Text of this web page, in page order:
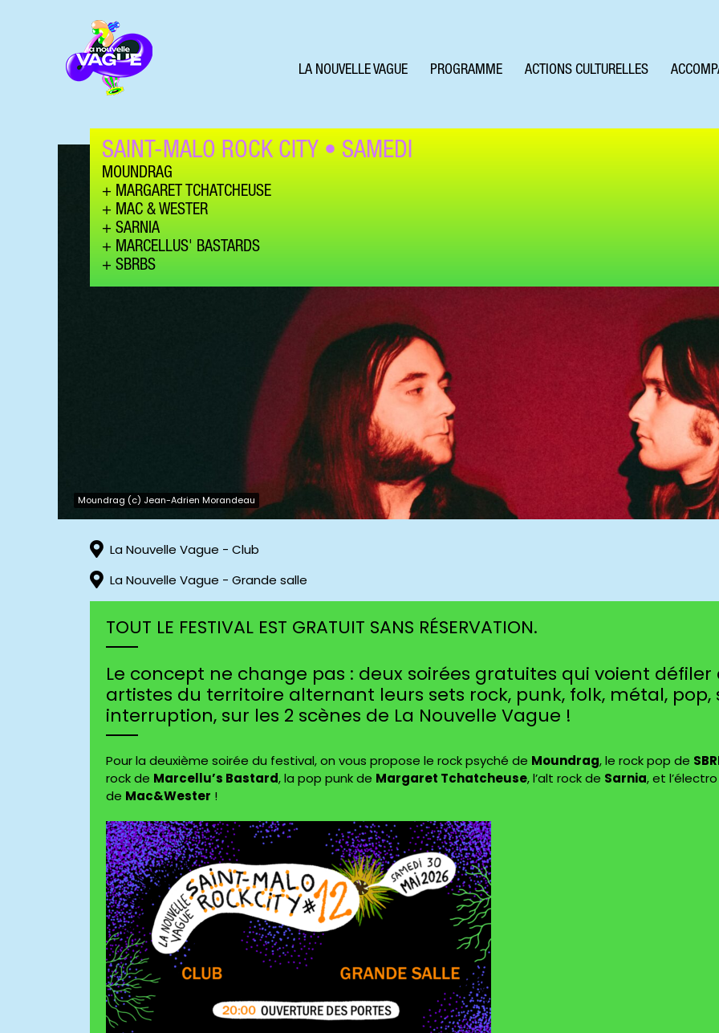
LA NOUVELLE VAGUE PROGRAMME ACTIONS CULTURELLES
Moundrag (c) Jean-Adrien Morandeau
SAINT-MALO ROCK CITY • SAMEDI
MOUNDRAG
MARGARET TCHATCHEUSE
MAC & WESTER
SARNIA
MARCELLUS' BASTARDS
SBRBS
La Nouvelle Vague - Club
La Nouvelle Vague - Grande salle
TOUT LE FESTIVAL EST GRATUIT SANS RÉSERVATION.
Le concept ne change pas : deux soirées gratuites qui voient défiler
artistes du territoire alternant leurs sets rock, punk, folk, métal, pop,
interruption, sur les 2 scènes de La Nouvelle Vague !
Pour la deuxième soirée du festival, on vous propose le rock psyché de Moundrag, le rock pop de
rock de Marcellu’s Bastard, la pop punk de Margaret Tchatcheuse, l’alt rock de Sarnia, et l’électro
de Mac&Wester !